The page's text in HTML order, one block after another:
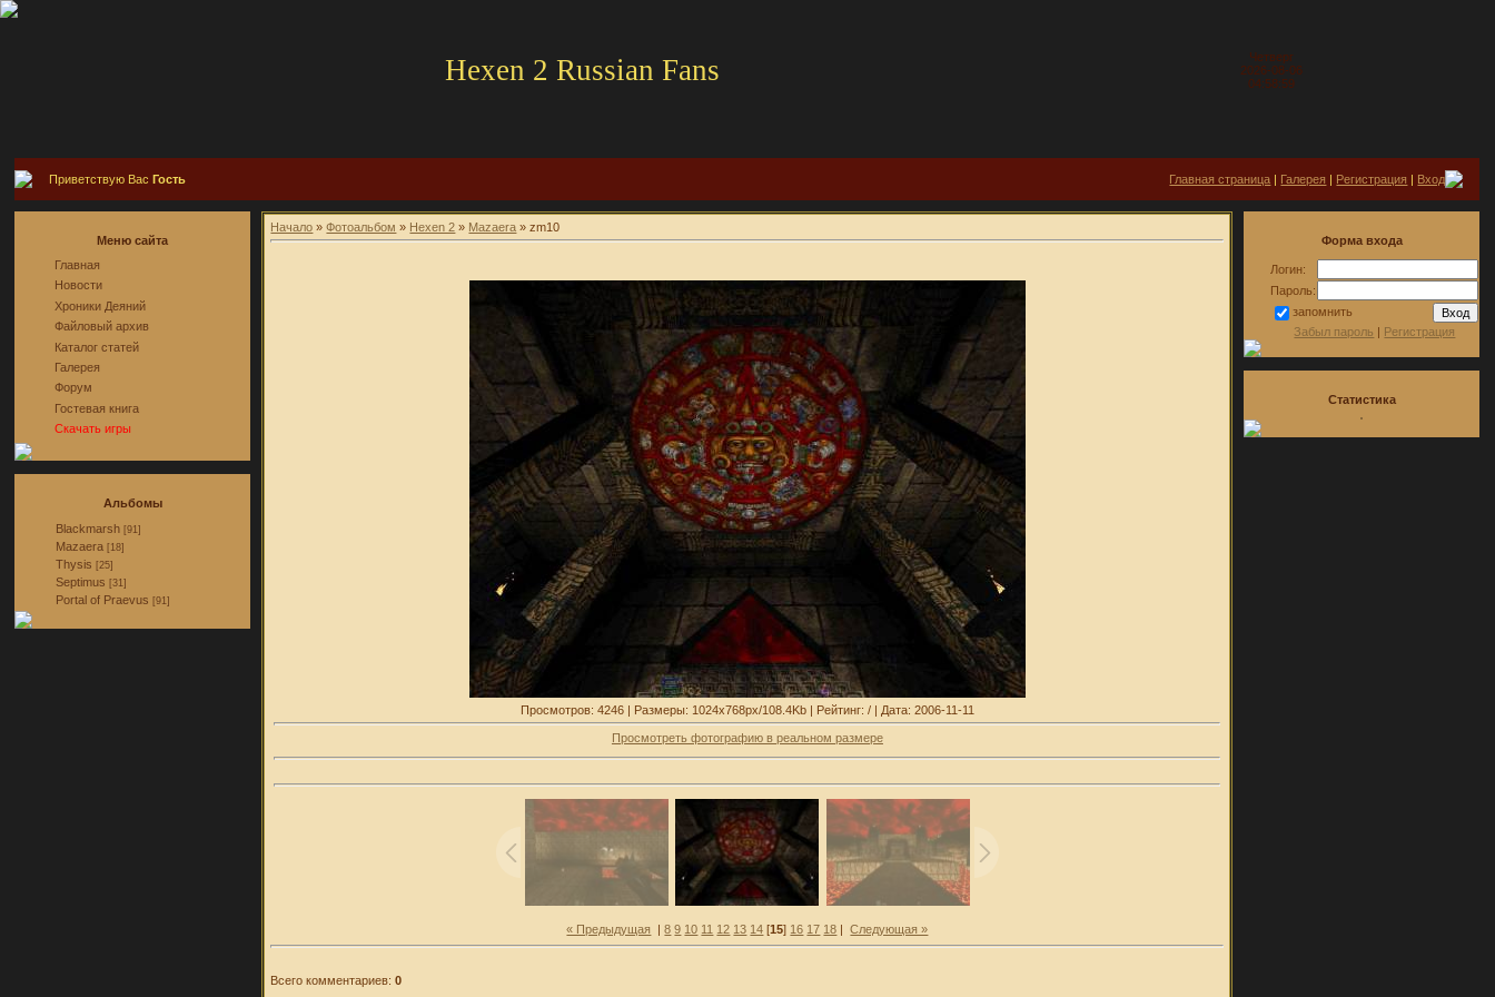
Hexen 2 Russian Fans
Четверг
2026-08-06
04:58:59
Приветствую ВасГость Главная страница | Галерея | Регистрация | Вход
Меню сайта
Главная
Новости
Хроники Деяний
Файловый архив
Каталог статей
Галерея
Форум
Гостевая книга
Скачать игры
Альбомы
Blackmarsh [91]
Mazaera [18]
Thysis [25]
Septimus [31]
Portal of Praevus [91]
Начало »Фотоальбом » Hexen 2 » Mazaera » zm10
Просмотров: 4246 | Размеры: 1024x768px/108.4Kb | Рейтинг: / | Дата: 2006-11-11
Просмотреть фотографию в реальном размере
« Предыдущая |8 9 10 11 12 13 14 [15] 16 17 18 |Следующая »
Всего комментариев:0
Форма входа
Логин:
Пароль:
запомнить
Забыл пароль | Регистрация
Статистика